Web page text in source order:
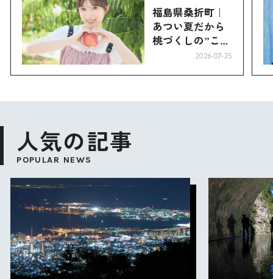
福島県桑折町｜
あつい夏だから
桃づくしの”こお
2026-07-25
人気の記事
POPULAR NEWS